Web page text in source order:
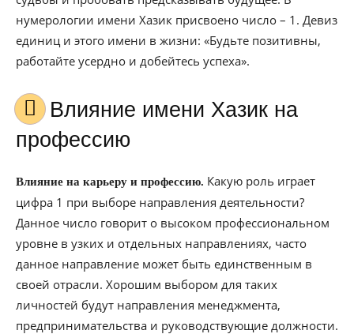
нумерологии имени Хазик присвоено число – 1. Девиз
единиц и этого имени в жизни: «Будьте позитивны,
работайте усердно и добейтесь успеха».
Влияние имени Хазик на
профессию
Влияние на карьеру и профессию. Какую роль играет
цифра 1 при выборе направления деятельности?
Данное число говорит о высоком профессиональном
уровне в узких и отдельных направлениях, часто
данное направление может быть единственным в
своей отрасли. Хорошим выбором для таких
личностей будут направления менеджмента,
предпринимательства и руководствующие должности.